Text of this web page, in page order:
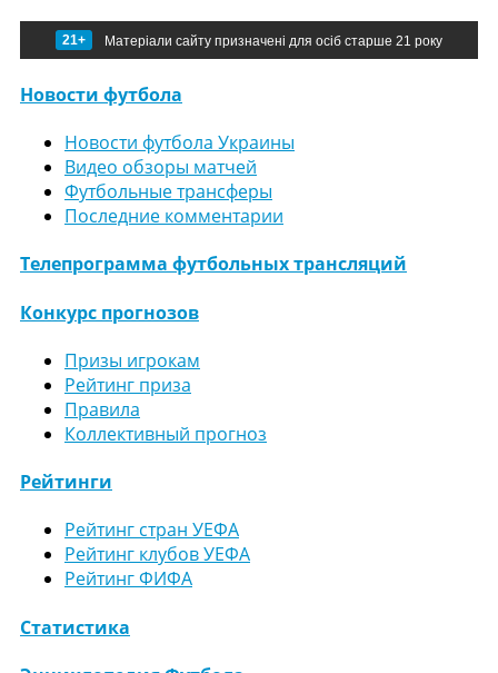
21+ Матеріали сайту призначені для осіб старше 21 року
Новости футбола
Новости футбола Украины
Видео обзоры матчей
Футбольные трансферы
Последние комментарии
Телепрограмма футбольных трансляций
Конкурс прогнозов
Призы игрокам
Рейтинг приза
Правила
Коллективный прогноз
Рейтинги
Рейтинг стран УЕФА
Рейтинг клубов УЕФА
Рейтинг ФИФА
Статистика